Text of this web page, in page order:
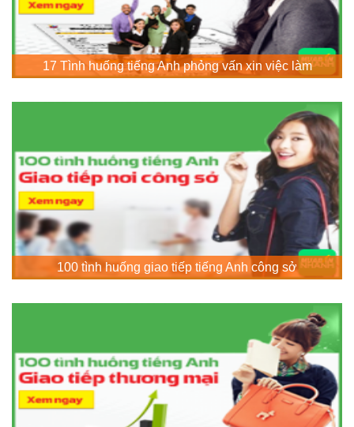
17 Tình huống tiếng Anh phỏng vấn xin việc làm
100 tình huống giao tiếp tiếng Anh công sở